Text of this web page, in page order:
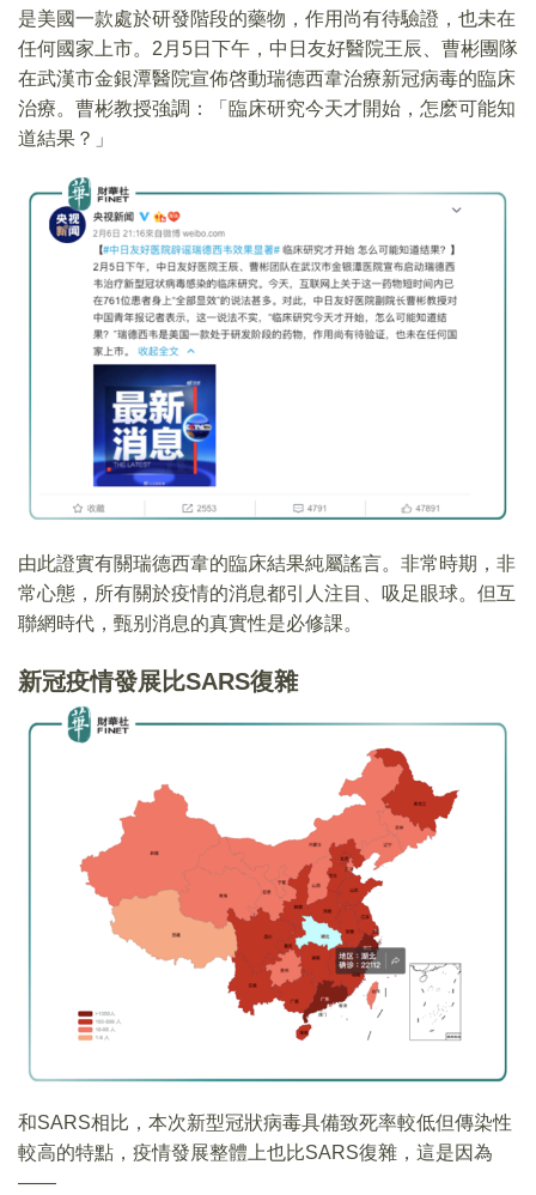
是美國一款處於研發階段的藥物，作用尚有待驗證，也未在
任何國家上市。2月5日下午，中日友好醫院王辰、曹彬團隊
在武漢市金銀潭醫院宣佈啓動瑞德西韋治療新冠病毒的臨床
治療。曹彬教授強調：「臨床研究今天才開始，怎麽可能知
道結果？」
由此證實有關瑞德西韋的臨床結果純屬謠言。非常時期，非
常心態，所有關於疫情的消息都引人注目、吸足眼球。但互
聯網時代，甄别消息的真實性是必修課。
新冠疫情發展比SARS復雜
和SARS相比，本次新型冠狀病毒具備致死率較低但傳染性
較高的特點，疫情發展整體上也比SARS復雜，這是因為
——